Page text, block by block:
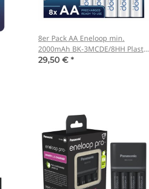
8er Pack AA Eneloop min.
2000mAh BK-3MCDE/8HH Plastik
freie Verpackung
29,50 € *